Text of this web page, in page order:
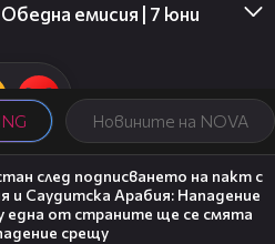
Новините на NOVA
емисия | 7 юни
след подписването на пакт с
и Саудитска Арабия: Нападение
една от страните ще се смята
срещу